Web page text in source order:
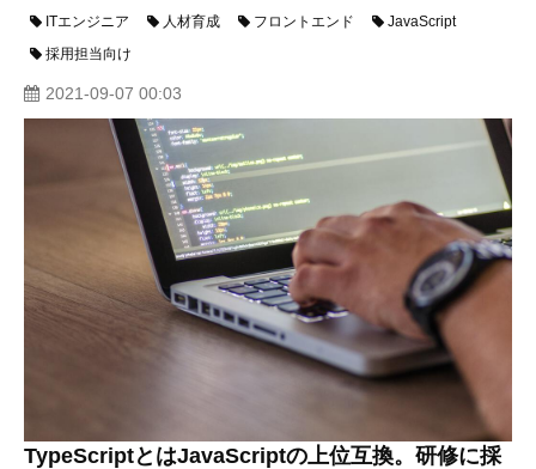
ITエンジニア 人材育成 フロントエンド
JavaScript
採用担当向け
2021-09-07 00:03
TypeScriptとはJavaScriptの上位互換。研修に採